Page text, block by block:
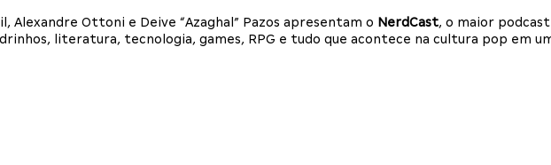
Alexandre Ottoni e Deive “Azaghal” Pazos apresentam o NerdCast, o maior
literatura, tecnologia, games, RPG e tudo que acontece na cultura pop em